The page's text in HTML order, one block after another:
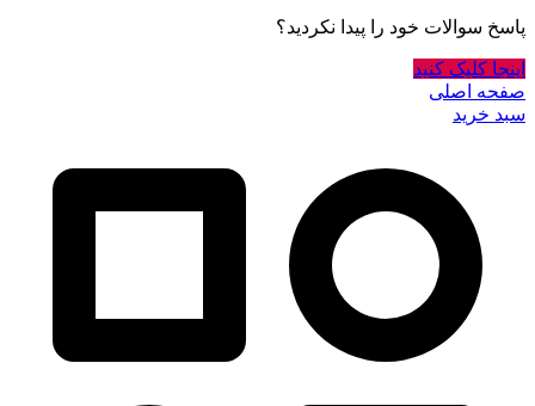
پاسخ سوالات خود را پیدا نکردید؟
اینجا کلیک کنید
صفحه اصلی
سبد خرید